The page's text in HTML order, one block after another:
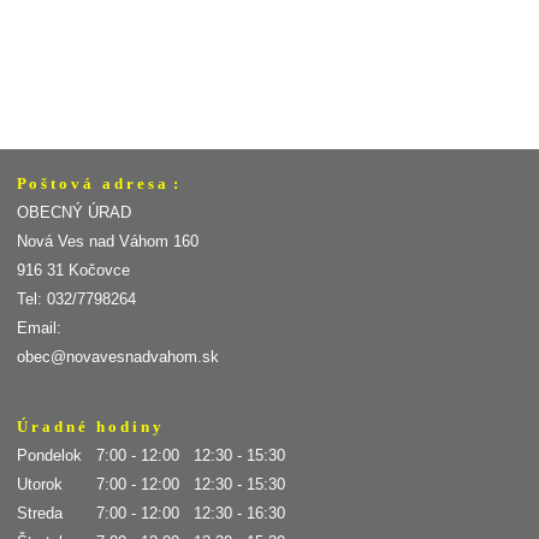
P o š t o v á a d r e s a :
OBECNÝ ÚRAD
Nová Ves nad Váhom 160
916 31 Kočovce
Tel: 032/7798264
Email:
obec@novavesnadvahom.sk
Ú r a d n é h o d i n y
Pondelok 7:00 - 12:00 12:30 - 15:30
Utorok 7:00 - 12:00 12:30 - 15:30
Streda 7:00 - 12:00 12:30 - 16:30